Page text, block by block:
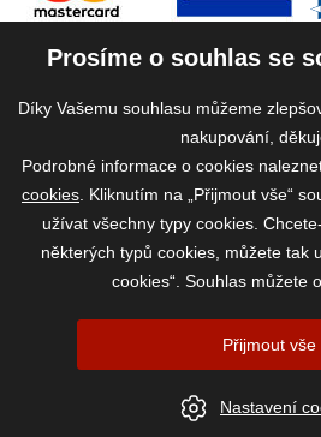
2026 ©www.vase-krmivo.cz- Tomáš
Brno-venkov, IČ:
Prosíme o souhlas se
Díky Vašemu souhlasu můžeme
nakupování,
Podrobné informace o cookies
cookies . Kliknutím na „Přijmout vše“
užívat všechny typy cookies.
některých typů cookies, můžete tak
cookies“. Souhlas můžete
Přijmout vše
Nastavení